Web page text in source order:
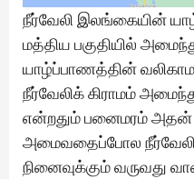
நீர்வேலி இலங்கையின்
மத்திய பகுதியில்
யாழ்ப்பாணத்தின்
நீர்வேலிக் கிராமம்
என்றதும் பனைமரம் அதன்
அமைவதைப்போல
நினைவுக்கும் வருவது